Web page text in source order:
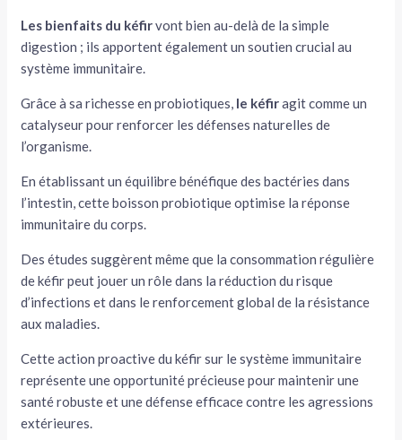
Les bienfaits du kéfirvont bien au-delà de la simple
digestion ; ils apportent également un soutien crucial au
système immunitaire.
Grâce à sa richesse en probiotiques, le kéfiragit comme un
catalyseur pour renforcer les défenses naturelles de
l’organisme.
En établissant un équilibre bénéfique des bactéries dans
l’intestin, cette boisson probiotique optimise la réponse
immunitaire du corps.
Des études suggèrent même que la consommation régulière
de kéfir peut jouer un rôle dans la réduction du risque
d’infections et dans le renforcement global de la résistance
aux maladies.
Cette action proactive du kéfir sur le système immunitaire
représente une opportunité précieuse pour maintenir une
santé robuste et une défense efficace contre les agressions
extérieures.